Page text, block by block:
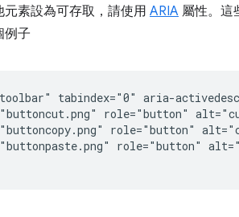
元素設為可存取，請使用 ARIA 屬性。這
例子
tabindex="0" aria-
role="button"
role="button"
role="button"